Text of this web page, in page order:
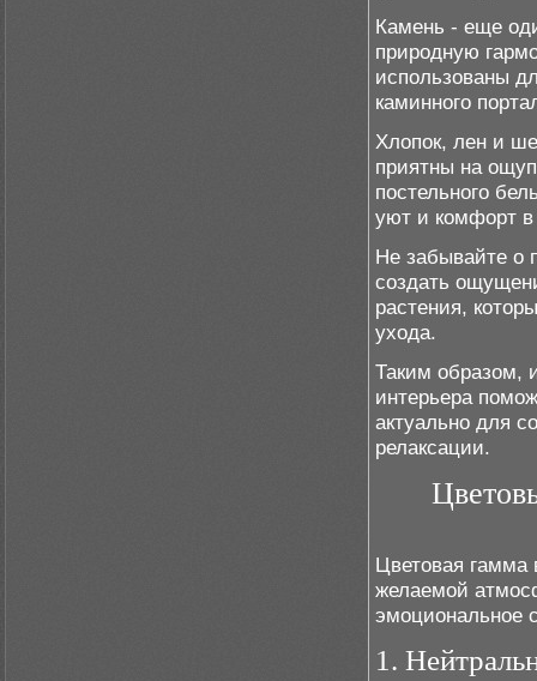
Камень - еще
природную
использованы
каминного
Хлопок, лен и
приятны на
постельного
уют и комфорт
Не забывайте о
создать
растения,
ухода.
Таким образом,
интерьера
актуально для
релаксации.
Цветовая гамма
желаемой
эмоциональное
1.